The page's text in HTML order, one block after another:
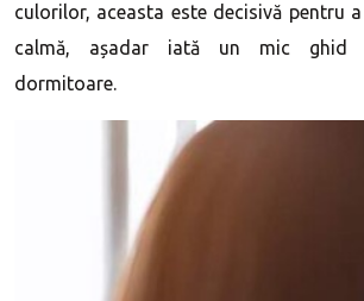
culorilor, aceasta este decisivă pentru
calmă, așadar iată un mic ghid
dormitoare.